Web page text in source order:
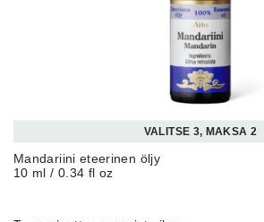
VALITSE 3, MAKSA 2
Mandariini eteerinen öljy
10 ml / 0.34 fl oz